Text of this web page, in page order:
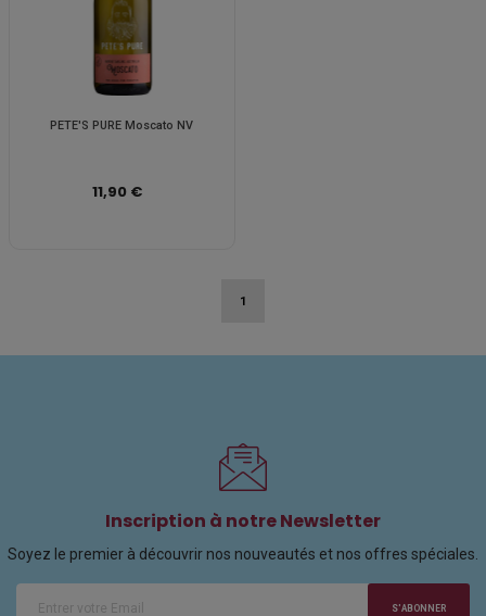
PETE'S PURE Moscato NV
11,90 €
1
Inscription à notre Newsletter
Soyez le premier à découvrir nos nouveautés et nos offres spéciales.
S'ABONNER